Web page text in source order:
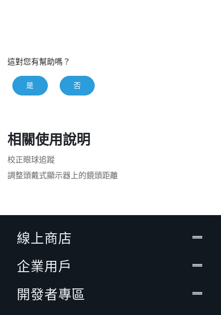
這對您有幫助嗎？
是 否
相關使用說明
校正眼球追蹤
調整頭戴式顯示器上的鏡頭距離
線上商店
企業用戶
開發者專區